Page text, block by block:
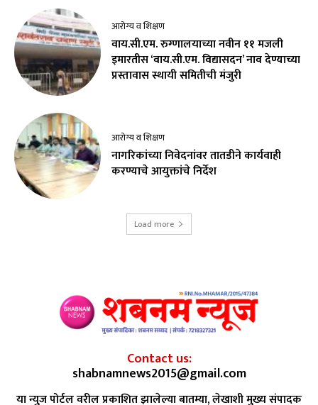
आरोग्य व शिक्षण
वाय.सी.एम. रुग्णालयाच्या नवीन ११ मजली
इमारतीस ‘वाय.सी.एम. विद्यासदन’ नाव देण्याच्या
प्रस्तावास स्थायी समितीची मंजुरी
आरोग्य व शिक्षण
नागरिकांच्या निवेदनांवर तातडीने कार्यवाही
करण्याचे आयुक्तांचे निर्देश
Load more
Contact us:
shabnamnews2015@gmail.com
या न्युज पोर्टल वरील प्रकाशित झालेल्या बातम्या, लेखाशी मुख्य संपादक